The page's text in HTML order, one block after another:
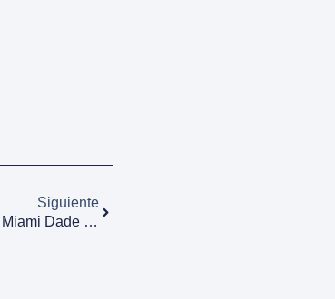
Siguiente
MIAMI: International Trade Consortium Del Miami Dade County Difundió Nuestro Foro